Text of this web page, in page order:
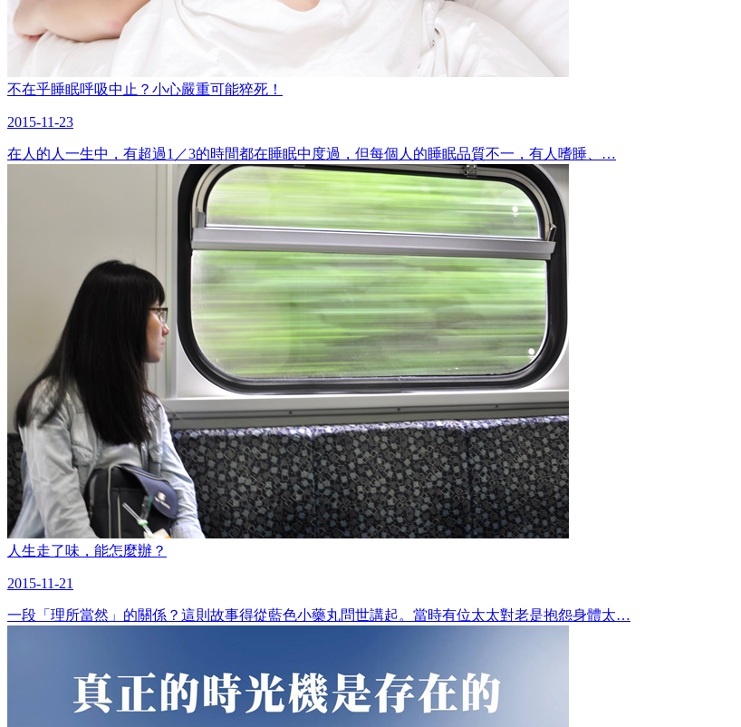
不在乎睡眠呼吸中止？小心嚴重可能猝死！
2015-11-23
在人的人一生中，有超過1／3的時間都在睡眠中度過，但每個人的睡眠品質不一，有人嗜睡、…
人生走了味，能怎麼辦？
2015-11-21
一段「理所當然」的關係？這則故事得從藍色小藥丸問世講起。當時有位太太對老是抱怨身體太…